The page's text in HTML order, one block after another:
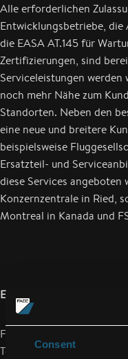
Consent
Alle erforderlichen
Entwicklungsbetriebe, die
die EASA AT.145 für
Zertifizierungen, sind
Serviceleistungen
noch mehr Nähe zum
Standorten. Neben den
eine neue und breitere
beispielsweise
Ersatzteil- und
diese Services
Konzernzentrale in Ried,
Montreal in Kanada und
Erstmaliger Einsatz bei
FACC ist seit rund 30
Technologiepartner aller